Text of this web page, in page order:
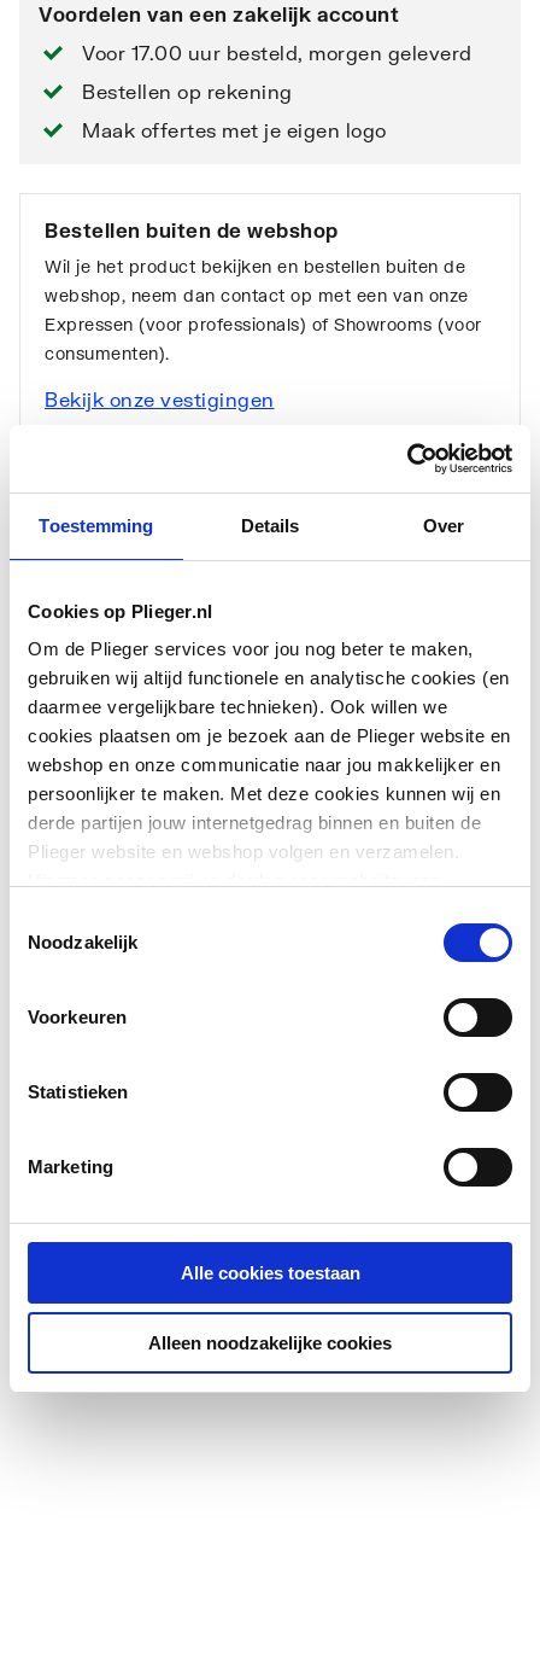
Toestemming Details Over
Cookies op Plieger.nl
Om de Plieger services voor jou nog beter te maken,
gebruiken wij altijd functionele en analytische cookies (en
daarmee vergelijkbare technieken). Ook willen we
cookies plaatsen om je bezoek aan de Plieger website en
webshop en onze communicatie naar jou makkelijker en
persoonlijker te maken. Met deze cookies kunnen wij en
derde partijen jouw internetgedrag binnen en buiten de
Plieger website en webshop volgen en verzamelen.
We slaan je cookievoorkeur op in je browser.
Noodzakelijk
Voorkeuren
Statistieken
Marketing
Alle cookies toestaan
Alleen noodzakelijke cookies
Voordelen van een zakelijk account
Voor 17.00 uur besteld, morgen geleverd
Bestellen op rekening
Maak offertes met je eigen logo
Bestellen buiten de webshop
Wil je het product bekijken en bestellen buiten de
webshop, neem dan contact op met een van onze
Expressen (voor professionals) of Showrooms (voor
consumenten).
Bekijk onze vestigingen